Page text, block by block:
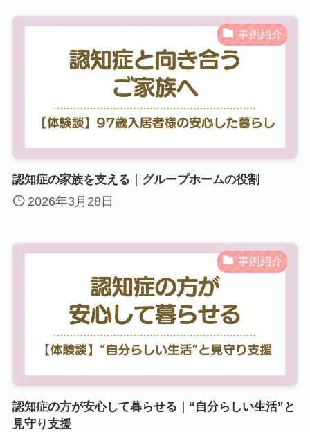
事例紹介
認知症の家族を支える｜グループホームの役割
2026年3月28日
事例紹介
認知症の方が安心して暮らせる｜“自分らしい生活”と
見守り支援